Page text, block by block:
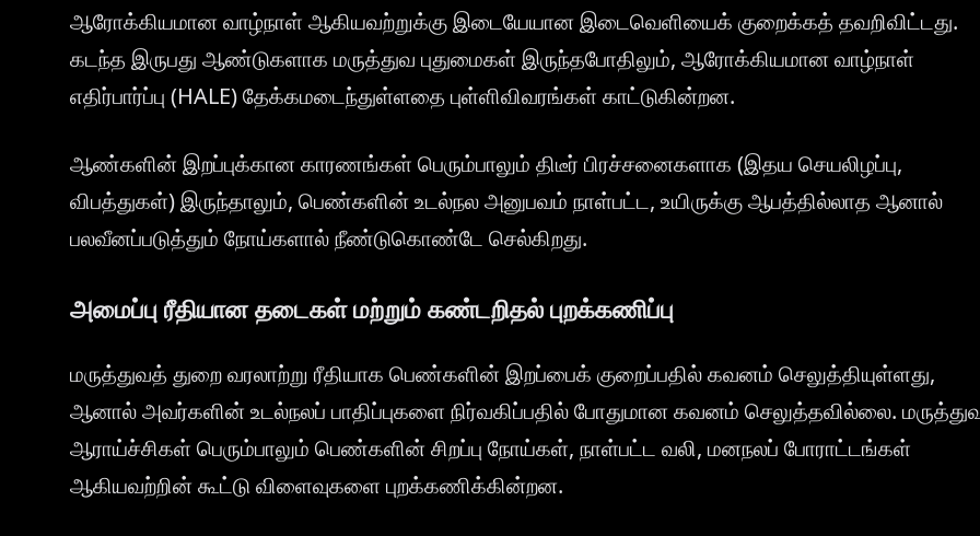
ஆரோக்கியமான வாழ்நாள் ஆகியவற்றுக்கு இடையேயான இடைவெளியைக் குறைக்கத் தவறிவிட்டது.
கடந்த இருபது ஆண்டுகளாக மருத்துவ புதுமைகள் இருந்தபோதிலும், ஆரோக்கியமான வாழ்நாள்
எதிர்பார்ப்பு (HALE) தேக்கமடைந்துள்ளதை புள்ளிவிவரங்கள் காட்டுகின்றன.
ஆண்களின் இறப்புக்கான காரணங்கள் பெரும்பாலும் திடீர் பிரச்சனைகளாக (இதய செயலிழப்பு,
விபத்துகள்) இருந்தாலும், பெண்களின் உடல்நல அனுபவம் நாள்பட்ட, உயிருக்கு ஆபத்தில்லாத ஆனால்
பலவீனப்படுத்தும் நோய்களால் நீண்டுகொண்டே செல்கிறது.
அமைப்பு ரீதியான தடைகள் மற்றும் கண்டறிதல் புறக்கணிப்பு
மருத்துவத் துறை வரலாற்று ரீதியாக பெண்களின் இறப்பைக் குறைப்பதில் கவனம் செலுத்தியுள்ளது,
ஆனால் அவர்களின் உடல்நலப் பாதிப்புகளை நிர்வகிப்பதில் போதுமான கவனம் செலுத்தவில்லை.
ஆராய்ச்சிகள் பெரும்பாலும் பெண்களின் சிறப்பு நோய்கள், நாள்பட்ட வலி, மனநலப் போராட்டங்கள்
ஆகியவற்றின் கூட்டு விளைவுகளை புறக்கணிக்கின்றன.